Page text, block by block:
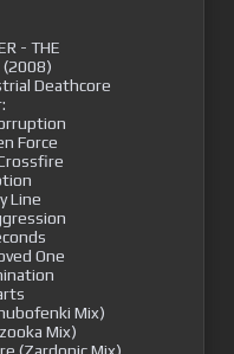
Deathcore
Force
Line
One
Mix)
Mix)